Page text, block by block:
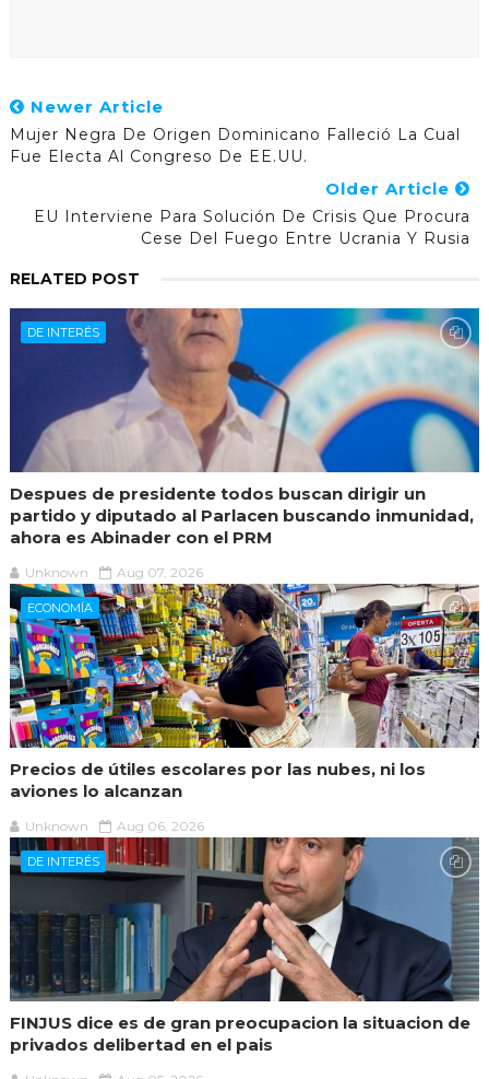
Newer Article
Mujer Negra De Origen Dominicano Falleció La Cual
Fue Electa Al Congreso De EE.UU.
Older Article
EU Interviene Para Solución De Crisis Que Procura
Cese Del Fuego Entre Ucrania Y Rusia
RELATED POST
DE INTERÉS
Despues de presidente todos buscan dirigir un
partido y diputado al Parlacen buscando inmunidad,
ahora es Abinader con el PRM
Unknown Aug 07, 2026
ECONOMÍA
Precios de útiles escolares por las nubes, ni los
aviones lo alcanzan
Unknown Aug 06, 2026
DE INTERÉS
FINJUS dice es de gran preocupacion la situacion de
privados delibertad en el pais